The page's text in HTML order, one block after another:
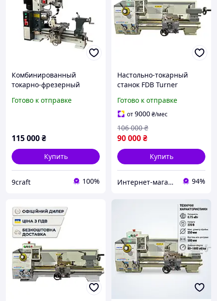
Комбинированный
токарно-фрезерный
(Токарный и фрезерный)
Готово к отправке
115 000₴
Купить
9craft 100%
Настольно-токарный
станок FDB Turner
Готово к отправке
от9000₴/мес
90 000₴
106 000 ₴
Купить
Интернет-магазин BoomMarket 94%